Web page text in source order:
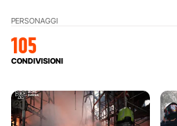
PERSONAGGI
105
CONDIVISIONI